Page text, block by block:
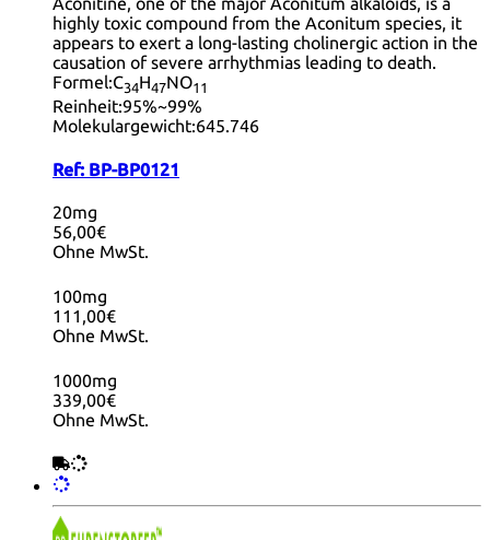
highly toxic compound from the Aconitum species, it
appears to exert a long-lasting cholinergic action in the
causation of severe arrhythmias leading to death.
Formel:C34H47NO11
Reinheit:95%~99%
Molekulargewicht:645.746
Ref: BP-BP0121
20mg
56,00€
Ohne MwSt.
100mg
111,00€
Ohne MwSt.
1000mg
339,00€
Ohne MwSt.